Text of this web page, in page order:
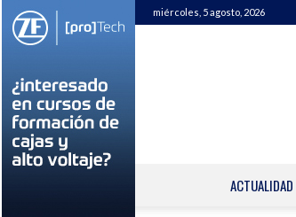
miércoles, 5 agosto, 2026
ACTUALIDAD